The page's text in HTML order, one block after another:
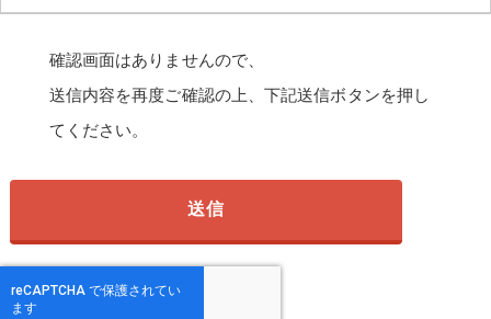
確認画面はありませんので、
送信内容を再度ご確認の上、下記送信ボタンを押し
てください。